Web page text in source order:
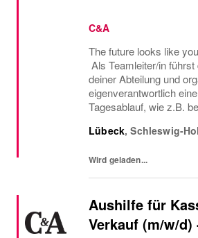
C&A
The future looks like
Als Teamleiter/in
deiner Abteilung und
eigenverantwortlich
Tagesablauf, wie z.B.
Warenmanagement. •
Lübeck,Schleswig-
Wird geladen...
Aushilfe für
Verkauf (m/w/d)